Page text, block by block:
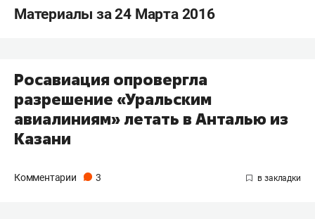
Материалы за 24 Марта 2016
Росавиация опровергла
разрешение «Уральским
авиалиниям» летать в Анталью из
Казани
Комментарии 3